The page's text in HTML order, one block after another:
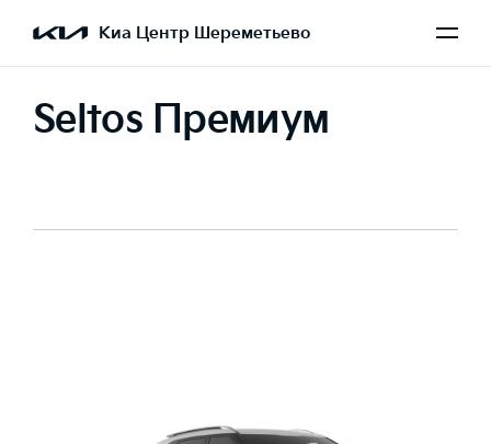
Киа Центр Шереметьево
Seltos Премиум